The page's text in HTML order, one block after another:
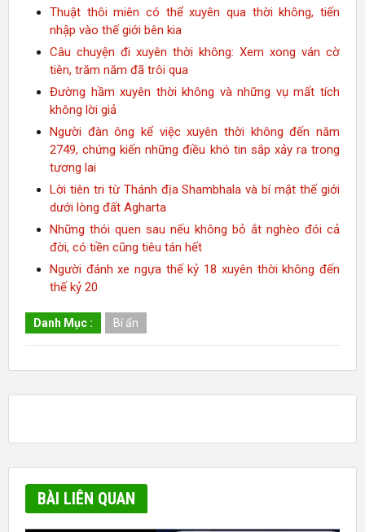
Thuật thôi miên có thể xuyên qua thời không, tiến
nhập vào thế giới bên kia
Câu chuyện đi xuyên thời không: Xem xong ván cờ
tiên, trăm năm đã trôi qua
Đường hầm xuyên thời không và những vụ mất tích
không lời giả
Người đàn ông kể việc xuyên thời không đến năm
2749, chứng kiến những điều khó tin sắp xảy ra trong
tương lai
Lời tiên tri từ Thánh địa Shambhala và bí mật thế giới
dưới lòng đất Agharta
Những thói quen sau nếu không bỏ ắt nghèo đói cả
đời, có tiền cũng tiêu tán hết
Người đánh xe ngựa thế kỷ 18 xuyên thời không đến
thế kỷ 20
Danh Mục : Bí ẩn
BÀI LIÊN QUAN